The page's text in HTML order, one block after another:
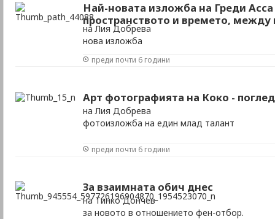
Най-новата изложба на Греди
пространството и времето, между
на Лия Добрева
нова изложба
преди почти 6 години
Арт фотографията на Коко -
на Лия Добрева
фотоизложба на един млад талант
преди почти 6 години
За взаимната обич днес
на Тинко Дончев
за новото в отношението фен-отбор.